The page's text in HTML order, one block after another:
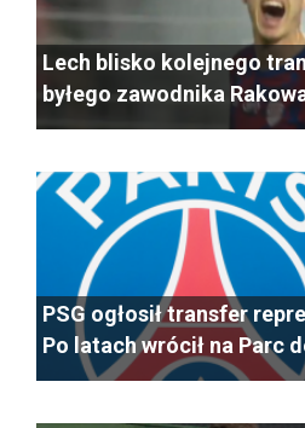
Lech blisko kolejnego
byłego zawodnika
PSG ogłosił transfer
Po latach wrócił na Parc